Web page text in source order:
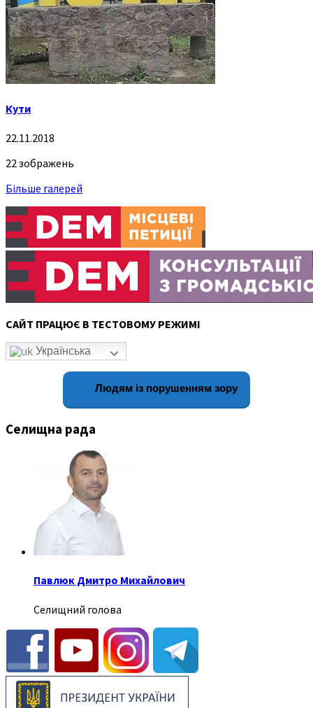
Кути
22.11.2018
22 зображень
Більше галерей
САЙТ ПРАЦЮЄ В ТЕСТОВОМУ РЕЖИМІ
Українська
Людям із порушенням зору
Селищна рада
Павлюк Дмитро Михайлович
Селищний голова